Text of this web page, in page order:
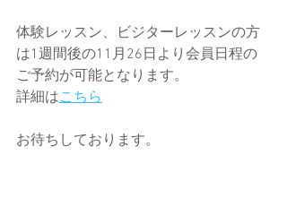
体験レッスン、ビジターレッスンの方
は1週間後の11月26日より会員日程の
ご予約が可能となります。
詳細はこちら
お待ちしております。